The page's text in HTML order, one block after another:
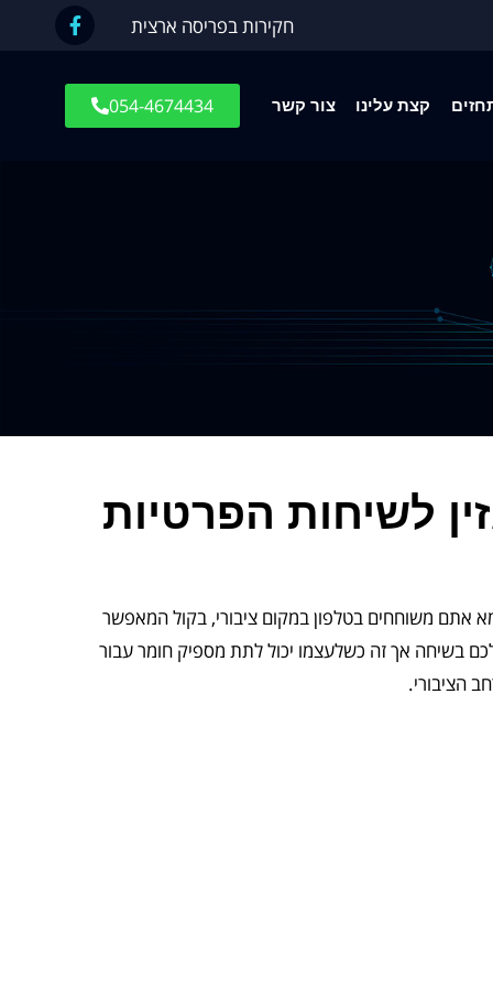
חקירות בפריסה ארצית
קצת עלינו צור קשר 054-4674434
לשיחות הפרטיות
אתם משוחחים בטלפון במקום ציבורי, בקול המאפשר
בשיחה אך זה כשלעצמו יכול לתת מספיק חומר עבור
הציבורי.